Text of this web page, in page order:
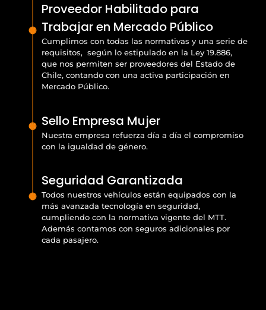
Proveedor Habilitado para
Trabajar en Mercado Público
Cumplimos con todas las normativas y una serie de
requisitos, según lo estipulado en la Ley 19.886,
que nos permiten ser proveedores del Estado de
Chile, contando con una activa participación en
Mercado Público.
Sello Empresa Mujer
Nuestra empresa refuerza día a día el compromiso
con la igualdad de género.
Seguridad Garantizada
Todos nuestros vehículos están equipados con la
más avanzada tecnología en seguridad,
cumpliendo con la normativa vigente del MTT.
Además contamos con seguros adicionales por
cada pasajero.